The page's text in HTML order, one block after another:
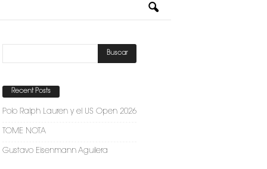
Recent Posts
Polo Ralph Lauren y el US Open 2026
TOME NOTA
Gustavo Eisenmann Aguilera